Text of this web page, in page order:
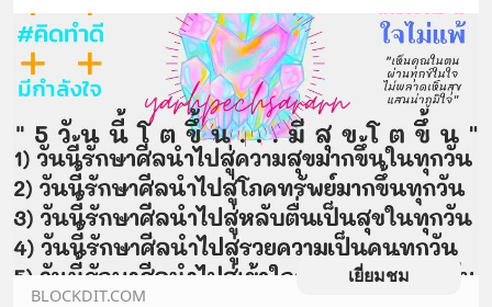
เยี่ยมชม
BLOCKDIT.COM